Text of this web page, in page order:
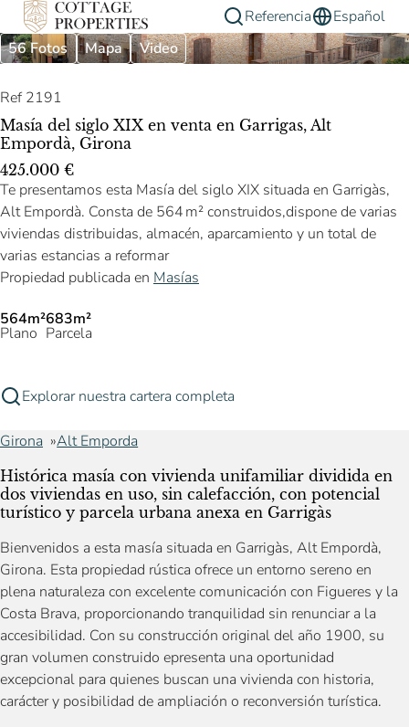
Referencia
Español
56 Fotos
Mapa Video
Ref 2191
Masía del siglo XIX en venta en Garrigas, Alt
Empordà, Girona
425.000 €
Te presentamos esta Masía del siglo XIX situada en Garrigàs,
Alt Empordà. Consta de 564 m² construidos,dispone de varias
viviendas distribuidas, almacén, aparcamiento y un total de
varias estancias a reformar
Propiedad publicada en Masías
564m²
Plano
683m²
Parcela
Explorar nuestra cartera completa
Girona Alt Emporda
Histórica masía con vivienda unifamiliar dividida en
dos viviendas en uso, sin calefacción, con potencial
turístico y parcela urbana anexa en Garrigàs
Bienvenidos a esta masía situada en Garrigàs, Alt Empordà,
Girona. Esta propiedad rústica ofrece un entorno sereno en
plena naturaleza con excelente comunicación con Figueres y la
Costa Brava, proporcionando tranquilidad sin renunciar a la
accesibilidad. Con su construcción original del año 1900, su
gran volumen construido epresenta una oportunidad
excepcional para quienes buscan una vivienda con historia,
carácter y posibilidad de ampliación o reconversión turística.